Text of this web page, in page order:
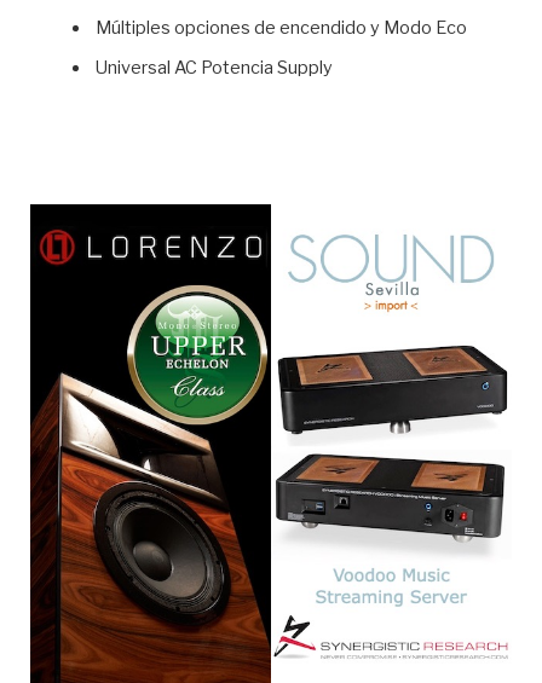
Múltiples opciones de encendido y Modo Eco
Universal AC Potencia Supply